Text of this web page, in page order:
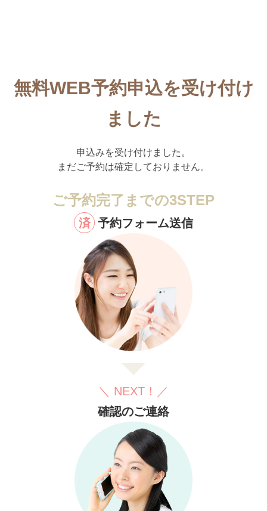
無料WEB予約申込を受け付け
ました
申込みを受け付けました。
まだご予約は確定しておりません。
ご予約完了までの3STEP
済 予約フォーム送信
＼ NEXT！／
確認のご連絡